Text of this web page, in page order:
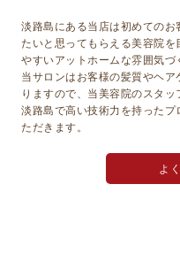
淡路島にある当店は初めての
たいと思ってもらえる美容院
やすいアットホームな雰囲気づ
当サロンはお客様の髪質やヘ
りますので、当美容院のスタッ
淡路島で高い技術力を持った
ただきます。
よ